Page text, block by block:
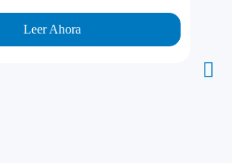
Leer Ahora